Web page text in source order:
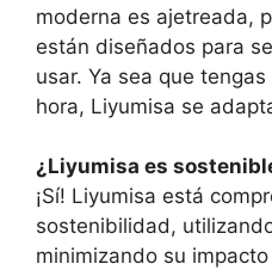
moderna es ajetreada,
están diseñados para
usar. Ya sea que
hora, Liyumisa se
¿Liyumisa es
¡Sí! Liyumisa está
sostenibilidad,
minimizando su